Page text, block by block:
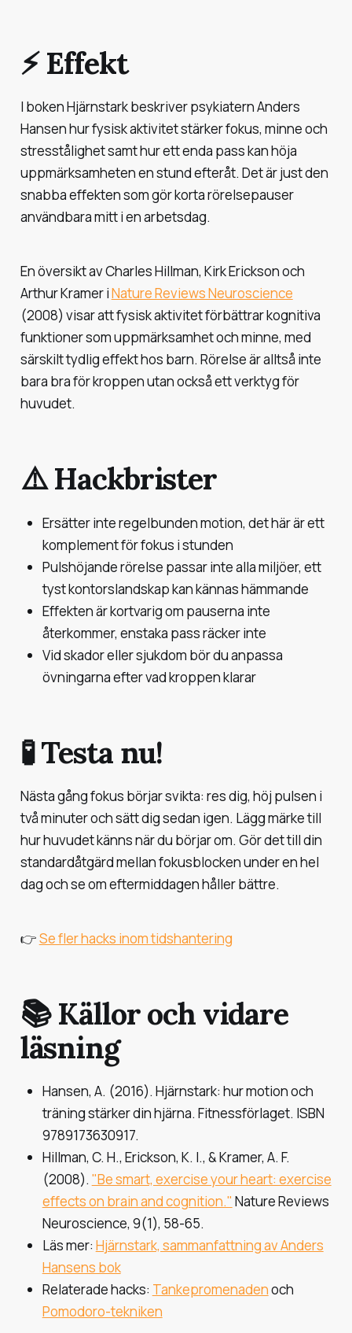
⚡️ Effekt
I boken Hjärnstark beskriver psykiatern Anders
Hansen hur fysisk aktivitet stärker fokus, minne och
stresstålighet samt hur ett enda pass kan höja
uppmärksamheten en stund efteråt. Det är just den
snabba effekten som gör korta rörelsepauser
användbara mitt i en arbetsdag.
En översikt av Charles Hillman, Kirk Erickson och
Arthur Kramer iNature Reviews Neuroscience
(2008) visar att fysisk aktivitet förbättrar kognitiva
funktioner som uppmärksamhet och minne, med
särskilt tydlig effekt hos barn. Rörelse är alltså inte
bara bra för kroppen utan också ett verktyg för
huvudet.
⚠️ Hackbrister
Ersätter inte regelbunden motion, det här är ett
komplement för fokus i stunden
Pulshöjande rörelse passar inte alla miljöer, ett
tyst kontorslandskap kan kännas hämmande
Effekten är kortvarig om pauserna inte
återkommer, enstaka pass räcker inte
Vid skador eller sjukdom bör du anpassa
övningarna efter vad kroppen klarar
🧪 Testa nu!
Nästa gång fokus börjar svikta: res dig, höj pulsen i
två minuter och sätt dig sedan igen. Lägg märke till
hur huvudet känns när du börjar om. Gör det till din
standardåtgärd mellan fokusblocken under en hel
dag och se om eftermiddagen håller bättre.
👉Se fler hacks inom tidshantering
📚 Källor och vidare
läsning
Hansen, A. (2016). Hjärnstark: hur motion och
träning stärker din hjärna. Fitnessförlaget. ISBN
9789173630917.
Hillman, C. H., Erickson, K. I., & Kramer, A. F.
(2008). "Be smart, exercise your heart: exercise
effects on brain and cognition." Nature Reviews
Neuroscience, 9(1), 58-65.
Läs mer: Hjärnstark, sammanfattning av Anders
Hansens bok
Relaterade hacks: Tankepromenadenoch
Pomodoro-tekniken